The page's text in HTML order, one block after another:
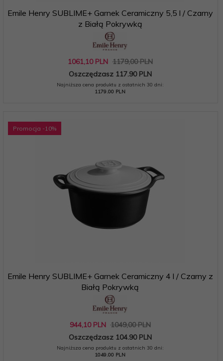
Emile Henry SUBLIME+ Garnek Ceramiczny 5,5 l / Czarny
z Białą Pokrywką
1061,10 PLN 1179,00 PLN
Oszczędzasz 117.90 PLN
Najniższa cena produktu z ostatnich 30 dni:
1179.00 PLN
Promocja -10%
Emile Henry SUBLIME+ Garnek Ceramiczny 4 l / Czarny z
Białą Pokrywką
944,10 PLN 1049,00 PLN
Oszczędzasz 104.90 PLN
Najniższa cena produktu z ostatnich 30 dni:
1049.00 PLN